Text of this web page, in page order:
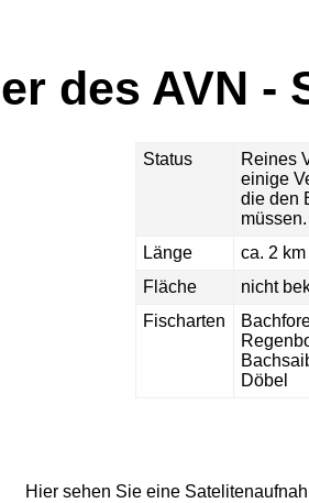
des AVN -
Status
Reines
einige
die den
müssen.
Länge
ca. 2 km
Fläche
nicht
Fischarten
Döbel
Hier sehen Sie eine